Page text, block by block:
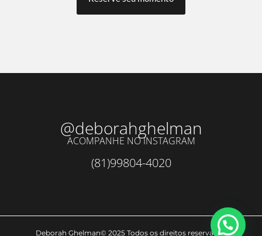
@deborahghelman
ACOMPANHE NO INSTAGRAM
(81)99804-4020
Deborah Ghelman© 2025 Todos os direitos reservados